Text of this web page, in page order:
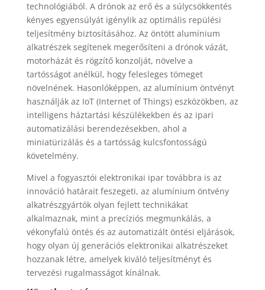
technológiából. A drónok az erő és a súlycsökkentés
kényes egyensúlyát igénylik az optimális repülési
teljesítmény biztosításához. Az öntött alumínium
alkatrészek segítenek megerősíteni a drónok vázát,
motorházát és rögzítő konzolját, növelve a
tartósságot anélkül, hogy felesleges tömeget
növelnének. Hasonlóképpen, az alumínium öntvényt
használják az IoT (Internet of Things) eszközökben, az
intelligens háztartási készülékekben és az ipari
automatizálási berendezésekben, ahol a
miniatürizálás és a tartósság kulcsfontosságú
követelmény.
Mivel a fogyasztói elektronikai ipar továbbra is az
innováció határait feszegeti, az alumínium öntvény
alkatrészgyártók olyan fejlett technikákat
alkalmaznak, mint a precíziós megmunkálás, a
vékonyfalú öntés és az automatizált öntési eljárások,
hogy olyan új generációs elektronikai alkatrészeket
hozzanak létre, amelyek kiváló teljesítményt és
tervezési rugalmasságot kínálnak.